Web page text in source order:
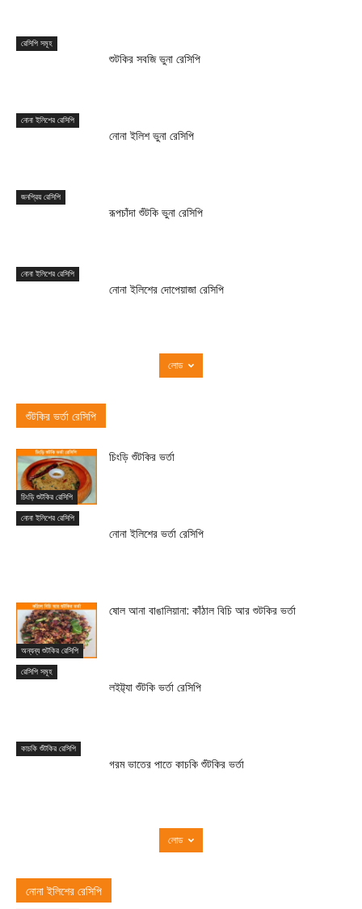
রেসিপি সমূহ
শুটকির সবজি ভুনা রেসিপি
নোনা ইলিশের রেসিপি
নোনা ইলিশ ভুনা রেসিপি
জনপ্রিয় রেসিপি
রূপচাঁদা শুঁটকি ভুনা রেসিপি
নোনা ইলিশের রেসিপি
নোনা ইলিশের দোপেয়াজা রেসিপি
লোড
শুঁটকির ভর্তা রেসিপি
চিংড়ি শুটকির রেসিপি
চিংড়ি শুঁটকির ভর্তা
নোনা ইলিশের রেসিপি
নোনা ইলিশের ভর্তা রেসিপি
অন্যন্য শুটকির রেসিপি
ষোল আনা বাঙালিয়ানা: কাঁঠাল বিচি আর শুটকির ভর্তা
রেসিপি সমূহ
লইট্ট্যা শুঁটকি ভর্তা রেসিপি
কাচকি শুঁটকির রেসিপি
গরম ভাতের পাতে কাচকি শুঁটকির ভর্তা
লোড
নোনা ইলিশের রেসিপি